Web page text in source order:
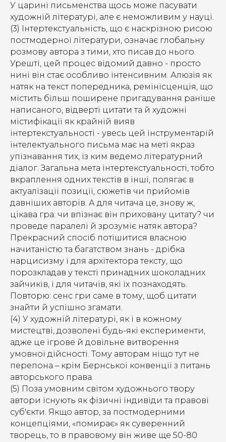
У царині письменства щось може пасувати
художній літературі, але є неможливим у науці.
(3) Інтертекстуальність, що є наскрізною рисою
постмодерної літератури, означає глобальну
розмову автора з тими, хто писав до нього.
Урешті, цей процес відомий давно - просто
нині він стає особливо інтенсивним. Алюзія як
натяк на текст попередника, ремінісценція, що
містить більш поширене пригадування раніше
написаного, відверті цитати та й художні
містифікації як крайній вияв
інтертекстуальності - увесь цей інструментарій
інтелектуального письма має на меті якраз
упізнавання тих, із ким ведемо літературний
діалог. Загальна мета інтертекстуальності, тобто
вкраплення одних текстів в інші, полягає в
актуалізації позиції, сюжетів чи прийомів
давніших авторів. А для читача це, знову ж,
цікава гра: чи впізнає він приховану цитату? чи
проведе паралелі й зрозуміє натяк автора?
Прекрасний спосіб потішитися власною
начитаністю та багатством знань - дрібка
нарцисизму і для архітектора тексту, що
порозкладав у тексті принадних шоколадних
зайчиків, і для читачів, які їх познаходять.
Повторю: сенс гри саме в тому, щоб цитати
знайти й успішно згамати.
(4) У художній літературі, як і в кожному
мистецтві, дозволені будь-які експерименти,
адже це ігрове й довільне витворення
умовної дійсності. Тому авторам ніщо тут не
перепона – крім Бернської конвенції з питань
авторського права.
(5) Поза умовним світом художнього твору
автори існують як фізичні індивіди та правові
суб'єкти. Якщо автор, за постмодерними
концепціями, «помирає» як суверенний
творець, то в правовому він живе ще 50-80